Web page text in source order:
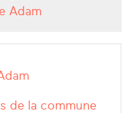
Adam
de la commune